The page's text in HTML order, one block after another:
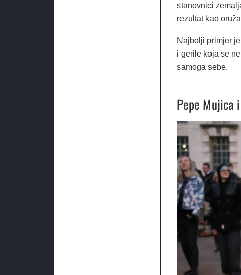
stanovnici
rezultat kao
Najbolji primjer
i gerile koja se
samoga sebe.
Pepe Mujica